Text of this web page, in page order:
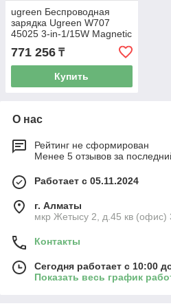
ugreen Беспроводная
зарядка Ugreen W707
45025 3-in-1/15W Magnetic
Wireless Charger for Apple
771 256 ₸
Купить
О нас
Рейтинг не сформирован
Менее 5 отзывов за
Работает с 05.11.2024
г. Алматы
мкр Жетысу 2, д.45 кв (офис)
Контакты
Сегодня работает с 10:00
Показать весь график